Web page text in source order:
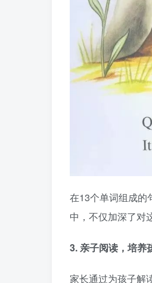
在13个单词组成的
中，不仅加深了对
3. 亲子阅读，培养
家长通过为孩子解